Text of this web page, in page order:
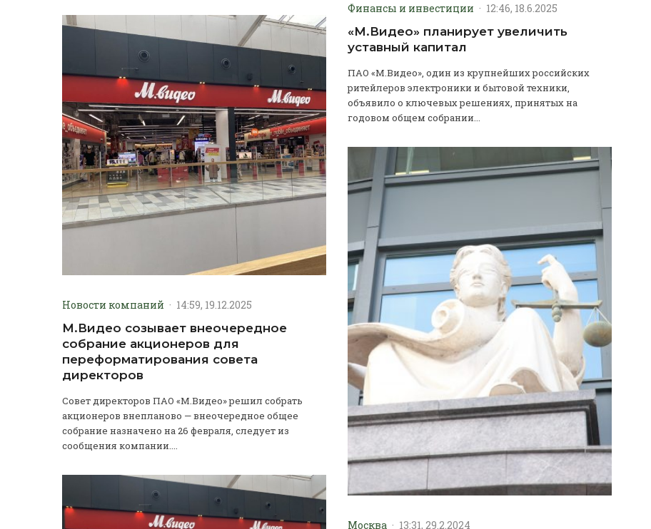
Новости компаний · 14:59, 19.12.2025
М.Видео созывает внеочередное
собрание акционеров для
переформатирования совета
директоров
Совет директоров ПАО «М.Видео» решил собрать
акционеров внепланово — внеочередное общее
собрание назначено на 26 февраля, следует из
сообщения компании....
Финансы и инвестиции · 12:46, 18.6.2025
«М.Видео» планирует увеличить
уставный капитал
ПАО «М.Видео», один из крупнейших российских
ритейлеров электроники и бытовой техники,
объявило о ключевых решениях, принятых на
годовом общем собрании...
Москва · 13:31, 29.2.2024